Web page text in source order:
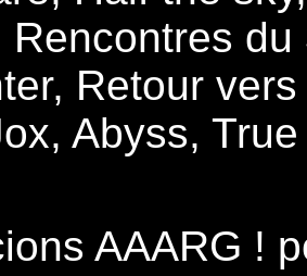
Rencontres
Retour
Abyss,
AAARG !